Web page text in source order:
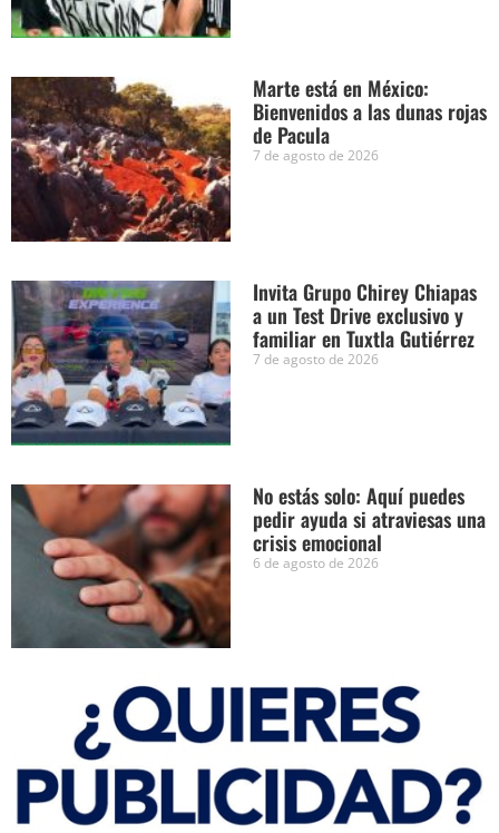
Marte está en México:
Bienvenidos a las dunas rojas
de Pacula
7 de agosto de 2026
Invita Grupo Chirey Chiapas
a un Test Drive exclusivo y
familiar en Tuxtla Gutiérrez
7 de agosto de 2026
No estás solo: Aquí puedes
pedir ayuda si atraviesas una
crisis emocional
6 de agosto de 2026